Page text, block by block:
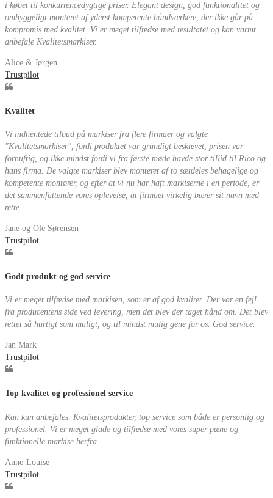
i købet til konkurrencedygtige priser. Elegant design, god funktionalitet og
omhyggeligt monteret af yderst kompetente håndværkere, der ikke går på
kompromis med kvalitet. Vi er meget tilfredse med resultatet og kan varmt
anbefale Kvalitetsmarkiser.
Alice & Jørgen
Trustpilot
Kvalitet
Vi indhentede tilbud på markiser fra flere firmaer og valgte
"Kvalitetsmarkiser", fordi produktet var grundigt beskrevet, prisen var
fornuftig, og ikke mindst fordi vi fra første møde havde stor tillid til Rico og
hans firma. De valgte markiser blev monteret af to særdeles behagelige og
kompetente montører, og efter at vi nu har haft markiserne i en periode, er
det sammenfattende vores oplevelse, at firmaet virkelig bærer sit navn med
rette.
Jane og Ole Sørensen
Trustpilot
Godt produkt og god service
Vi er meget tilfredse med markisen, som er af god kvalitet. Der var en fejl
fra producentens side ved levering, men det blev der taget hånd om. Det blev
rettet så hurtigt som muligt, og til mindst mulig gene for os. God service.
Jan Mark
Trustpilot
Top kvalitet og professionel service
Kan kun anbefales. Kvalitetsprodukter, top service som både er personlig og
professionel. Vi er meget glade og tilfredse med vores super pæne og
funktionelle markise herfra.
Anne-Louise
Trustpilot